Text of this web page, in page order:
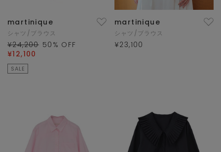
martinique
シャツ/ブラウス
¥24,200 50 % OFF
¥12,100
SALE
martinique
シャツ/ブラウス
¥23,100